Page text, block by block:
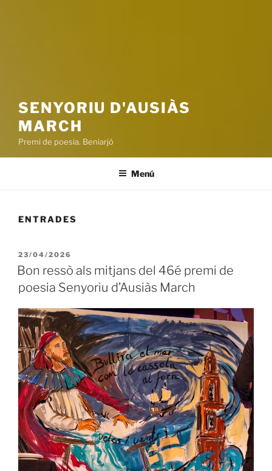
SENYORIU D'AUSIÀS
MARCH
Premi de poesia. Beniarjó
Menú
ENTRADES
PUBLICAT
A
23/04/2026
Bon ressò als mitjans del 46é premi de
poesia Senyoriu d’Ausiàs March